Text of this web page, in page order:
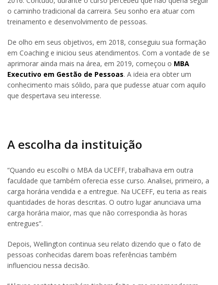
o caminho tradicional da carreira. Seu sonho era atuar com
treinamento e desenvolvimento de pessoas.
De olho em seus objetivos, em 2018, conseguiu sua formação
em Coaching e iniciou seus atendimentos. Com a vontade de se
aprimorar ainda mais na área, em 2019, começou o MBA
Executivo em Gestão de Pessoas. A ideia era obter um
conhecimento mais sólido, para que pudesse atuar com aquilo
que despertava seu interesse.
A escolha da instituição
“Quando eu escolhi o MBA da UCEFF, trabalhava em outra
faculdade que também oferecia esse curso. Analisei, primeiro, a
carga horária vendida e a entregue. Na UCEFF, eu teria as reais
quantidades de horas descritas. O outro lugar anunciava uma
carga horária maior, mas que não correspondia às horas
entregues”.
Depois, Wellington continua seu relato dizendo que o fato de
pessoas conhecidas darem boas referências também
influenciou nessa decisão.